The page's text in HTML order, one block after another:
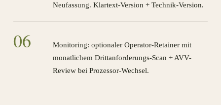
Neufassung. Klartext-Version + Technik-Version.
06
Monitoring: optionaler Operator-Retainer mit
monatlichem Drittanforderungs-Scan + AVV-
Review bei Prozessor-Wechsel.